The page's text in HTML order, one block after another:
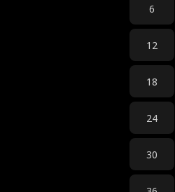
6
12
18
24
30